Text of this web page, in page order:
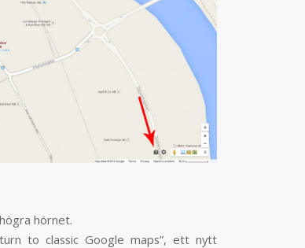
hörnet.
to classic Google maps”, ett nytt